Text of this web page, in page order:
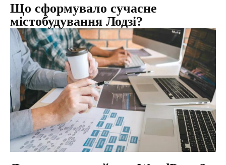
Що сформувало сучасне
містобудування Лодзі?